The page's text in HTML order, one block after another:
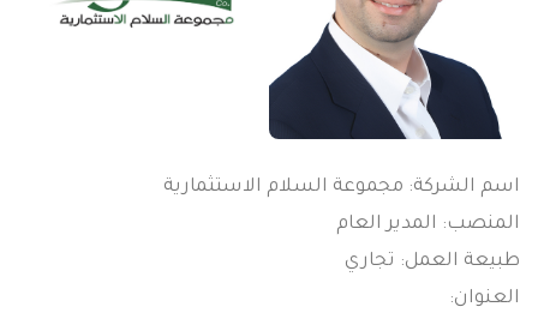
اسم الشركة: مجموعة السلام الاستثمارية
المنصب: المدير العام
طبيعة العمل: تجاري
العنوان: